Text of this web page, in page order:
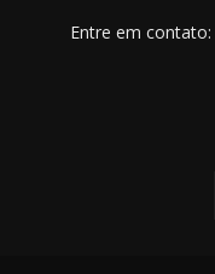
Entre em contato: